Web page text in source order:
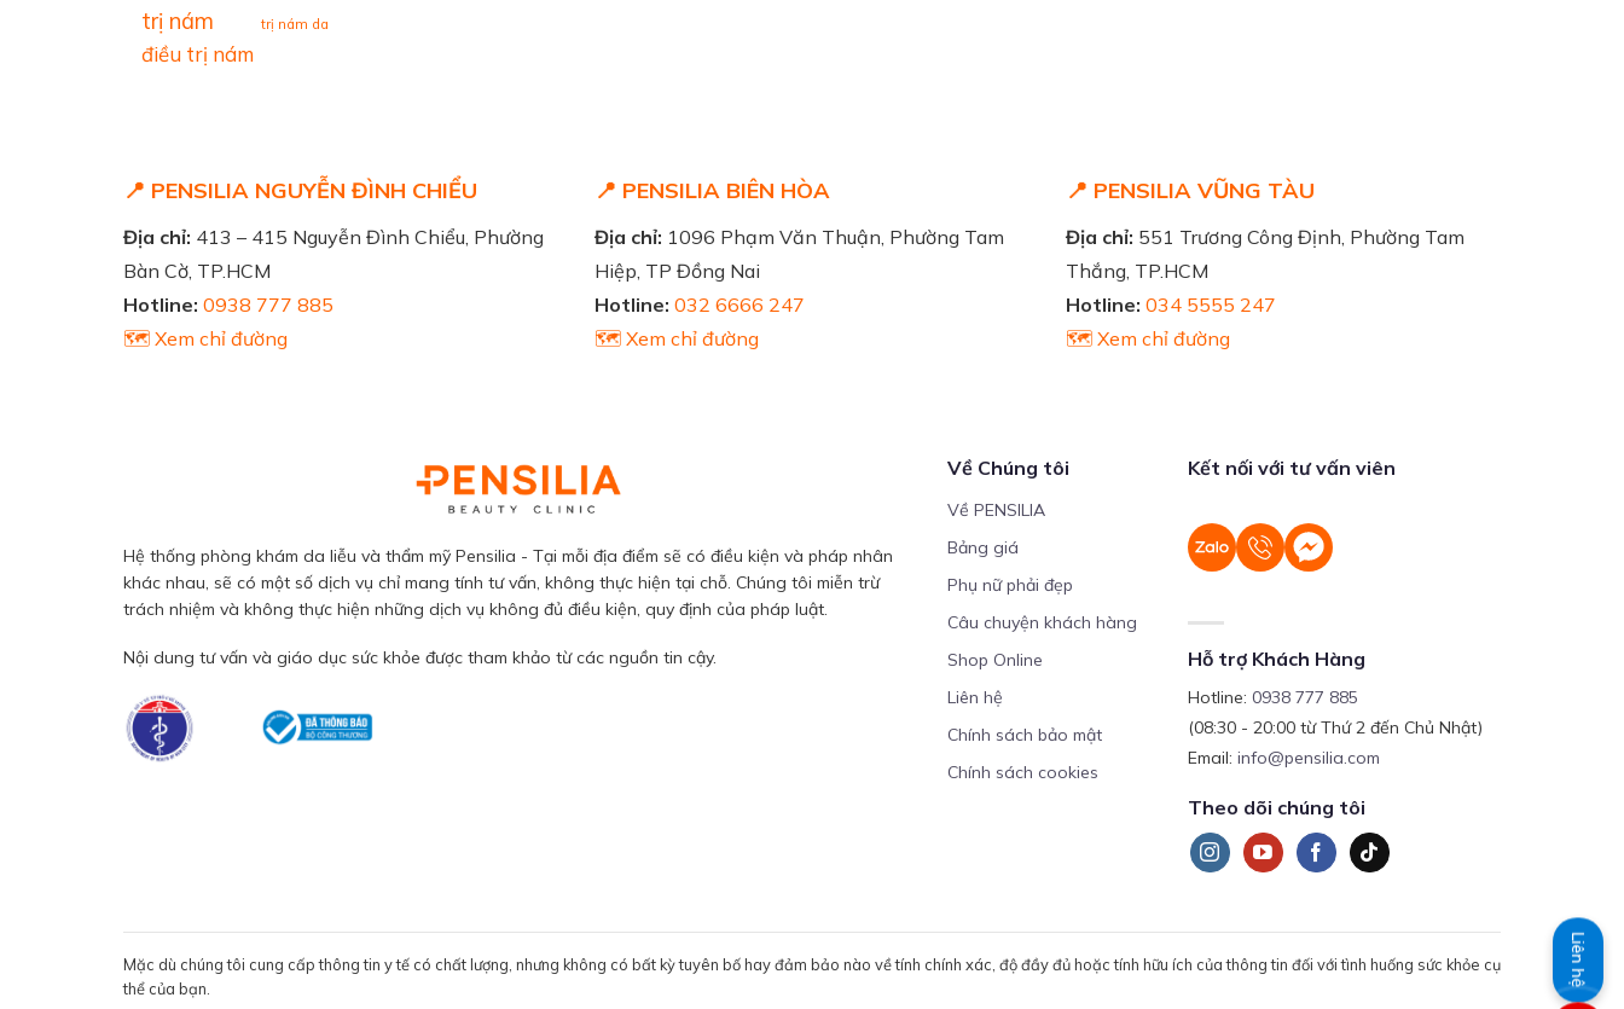
trị nám trị nám da
điều trị nám
📍 PENSILIA NGUYỄN ĐÌNH CHIỂU
Địa chỉ: 413 – 415 Nguyễn Đình Chiểu, Phường
Bàn Cờ, TP.HCM
Hotline: 0938 777 885
🗺️ Xem chỉ đường
📍 PENSILIA BIÊN HÒA
Địa chỉ: 1096 Phạm Văn Thuận, Phường Tam
Hiệp, TP Đồng Nai
Hotline: 032 6666 247
🗺️ Xem chỉ đường
📍 PENSILIA VŨNG TÀU
Địa chỉ: 551 Trương Công Định, Phường Tam
Thắng, TP.HCM
Hotline: 034 5555 247
🗺️ Xem chỉ đường
Hệ thống phòng khám da liễu và thẩm mỹ Pensilia - Tại mỗi địa điểm sẽ có điều kiện và pháp nhân
khác nhau, sẽ có một số dịch vụ chỉ mang tính tư vấn, không thực hiện tại chỗ. Chúng tôi miễn trừ
trách nhiệm và không thực hiện những dịch vụ không đủ điều kiện, quy định của pháp luật.
Nội dung tư vấn và giáo dục sức khỏe được tham khảo từ các nguồn tin cậy.
Về Chúng tôi
Về PENSILIA
Bảng giá
Phụ nữ phải đẹp
Câu chuyện khách hàng
Shop Online
Liên hệ
Chính sách bảo mật
Chính sách cookies
Kết nối với tư vấn viên
Hỗ trợ Khách Hàng
Hotline:0938 777 885
(08:30 - 20:00 từ Thứ 2 đến Chủ Nhật)
Email:info@pensilia.com
Theo dõi chúng tôi
Mặc dù chúng tôi cung cấp thông tin y tế có chất lượng, nhưng không có bất kỳ tuyên bố hay đảm bảo nào về tính chính xác, độ đầy đủ hoặc tính hữu ích của thông tin đối với tình huống sức khỏe cụ
thể của bạn.
Liên hệ